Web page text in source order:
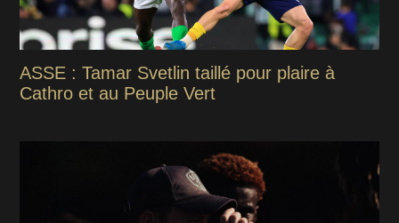
ASSE : Tamar Svetlin taillé pour plaire à
Cathro et au Peuple Vert